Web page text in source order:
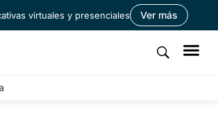
virtuales y presenciales Ver más